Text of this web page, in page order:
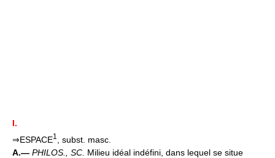
I.
⇒ESPACE1
, subst. masc.
A.— PHILOS., SC. Milieu idéal indéfini, dans lequel se situe